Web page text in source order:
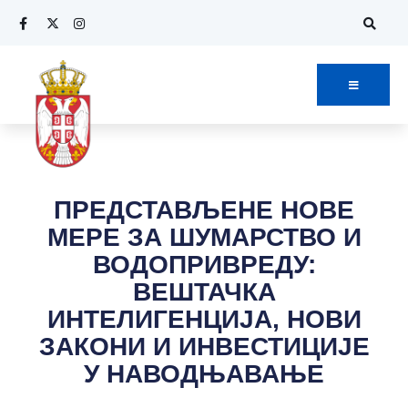
ПРЕДСТАВЉЕНЕ НОВЕ
МЕРЕ ЗА ШУМАРСТВО И
ВОДОПРИВРЕДУ:
ВЕШТАЧКА
ИНТЕЛИГЕНЦИЈА, НОВИ
ЗАКОНИ И ИНВЕСТИЦИЈЕ
У НАВОДЊАВАЊЕ